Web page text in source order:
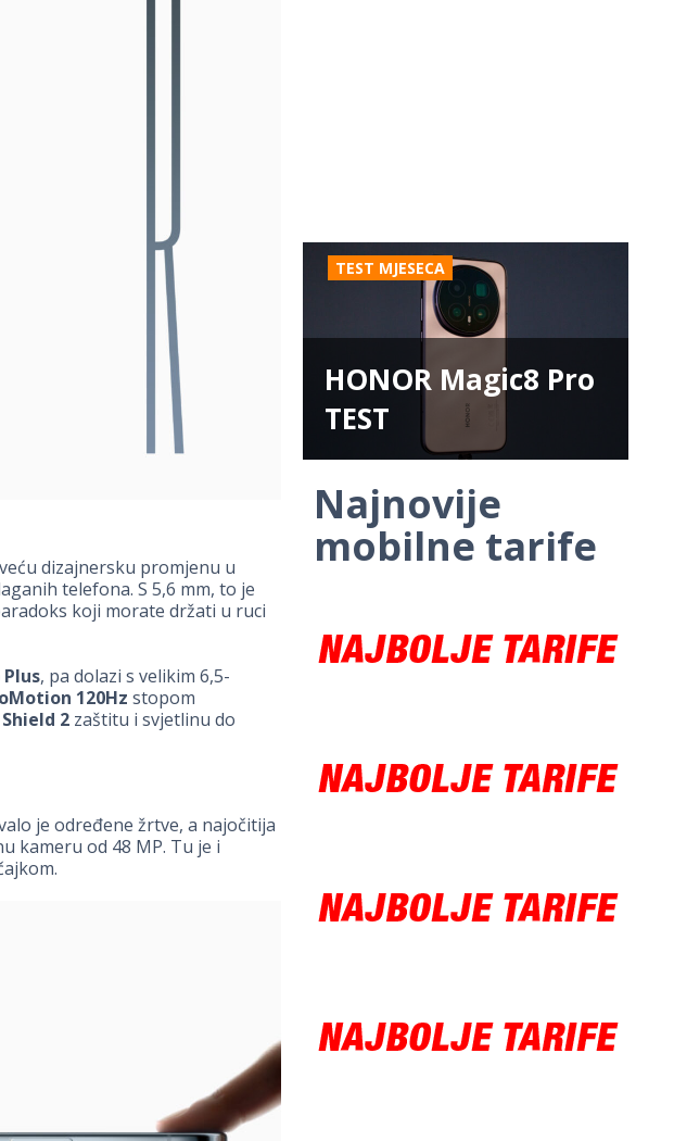
dizajnersku promjenu u
telefona. S 5,6 mm, to je
koji morate držati u ruci
Plus, pa dolazi s velikim 6,5-
120Hz stopom
2zaštitu i svjetlinu do
je određene žrtve, a najočitija
kameru od 48 MP. Tu je i
TEST MJESECA
HONOR Magic8 Pro
TEST
Najnovije
mobilne tarife